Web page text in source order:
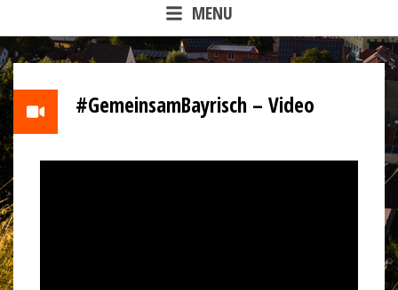
MENU
#GemeinsamBayrisch – Video